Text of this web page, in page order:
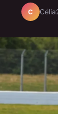
C Célia